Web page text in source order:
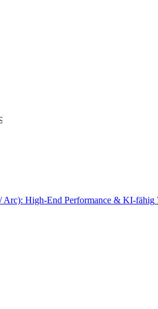
High-End Performance & KI-fähig